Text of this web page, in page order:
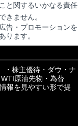
と関するいかなる責任
きません。
告・プロモーションを
ります。
・株主優待・ダウ・ナ
原油先物・為替
報を見やすい形で提